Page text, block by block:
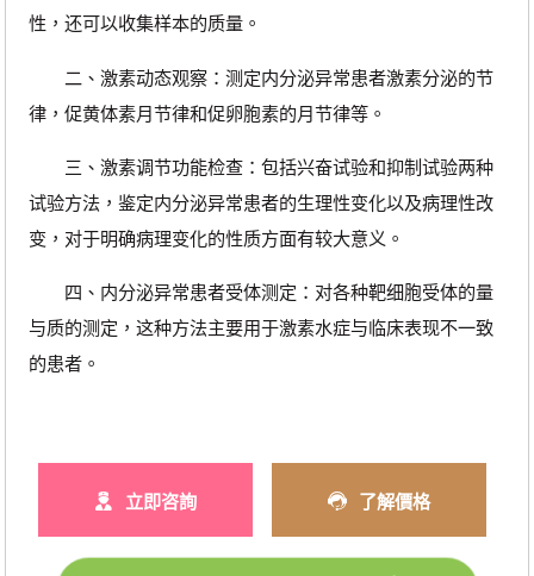
性，还可以收集样本的质量。
二、激素动态观察：测定内分泌异常患者激素分泌的节
律，促黄体素月节律和促卵胞素的月节律等。
三、激素调节功能检查：包括兴奋试验和抑制试验两种
试验方法，鉴定内分泌异常患者的生理性变化以及病理性改
变，对于明确病理变化的性质方面有较大意义。
四、内分泌异常患者受体测定：对各种靶细胞受体的量
与质的测定，这种方法主要用于激素水症与临床表现不一致
的患者。
立即咨詢 了解價格